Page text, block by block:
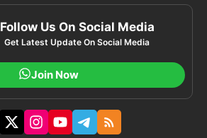
Follow Us On Social Media
Get Latest Update On Social Media
Join Now